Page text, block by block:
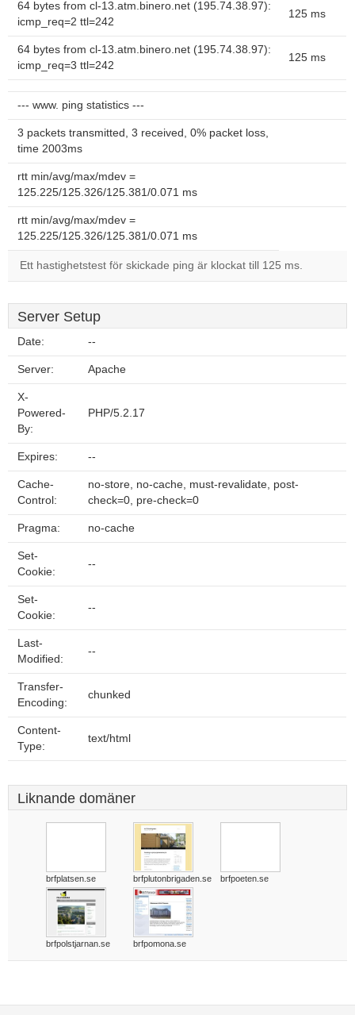
64 bytes from cl-13.atm.binero.net (195.74.38.97):
icmp_req=2 ttl=242
125 ms
64 bytes from cl-13.atm.binero.net (195.74.38.97):
icmp_req=3 ttl=242
125 ms
--- www. ping statistics ---
3 packets transmitted, 3 received, 0% packet loss,
time 2003ms
rtt min/avg/max/mdev =
125.225/125.326/125.381/0.071 ms
rtt min/avg/max/mdev =
125.225/125.326/125.381/0.071 ms
Ett hastighetstest för skickade ping är klockat till 125 ms.
Server Setup
Date: --
Server: Apache
X-
Powered-
By:
PHP/5.2.17
Expires: --
Cache-
Control:
no-store, no-cache, must-revalidate, post-
check=0, pre-check=0
Pragma: no-cache
Set-
Cookie:
--
Set-
Cookie:
--
Last-
Modified:
--
Transfer-
Encoding:
chunked
Content-
Type:
text/html
Liknande domäner
brfplatsen.se brfplutonbrigaden.se brfpoeten.se
brfpolstjarnan.se brfpomona.se